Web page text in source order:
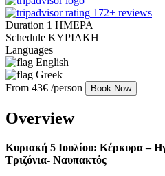
172+ reviews
Duration 1 ΗΜΕΡΑ
Schedule ΚΥΡΙΑΚΗ
Languages
English
Greek
From 43€ /person Book Now
Overview
Κυριακή 5 Ιουλίου: Κέρκυρα –
Τριζόνια- Ναυπακτός